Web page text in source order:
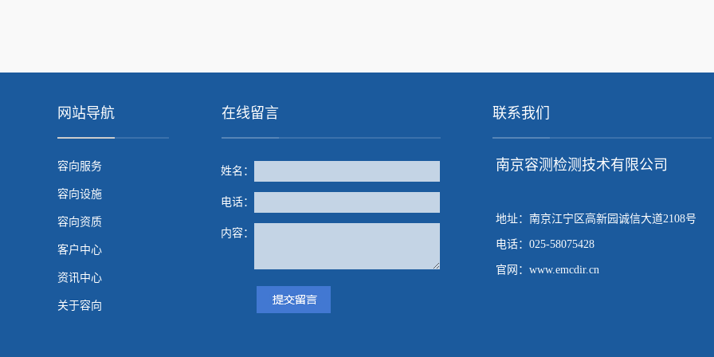
网站导航 在线留言 联系我们
容向服务
容向设施
容向资质
客户中心
资讯中心
关于容向
姓名：
电话：
内容：
南京容测检测技术有限公司
地址：南京江宁区高新园诚信大道2108号
电话：025-58075428
官网：www.emcdir.cn